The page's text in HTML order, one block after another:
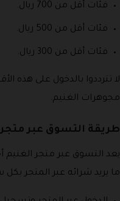
فئات أقل من 700 ريال.
فئات أقل من 500 ريال.
فئات أقل من 300 ريال.
لا تترددوا بالدخول على هذه
مجوهرات الغنيم.
طريقة التسوق عبر متجر
يعد التسوق عبر متجر الغنيم
ما يريد شرائه عبر المتجر